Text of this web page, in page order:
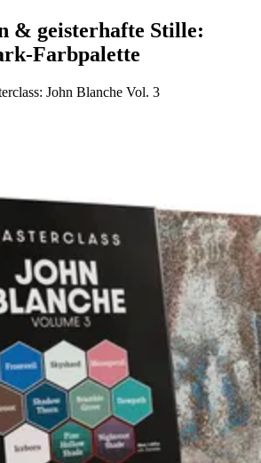
& geisterhafte Stille:
Farbpalette
John Blanche Vol. 3